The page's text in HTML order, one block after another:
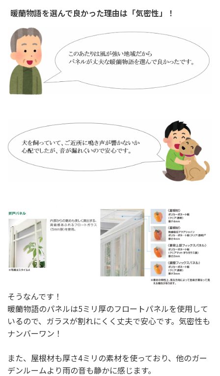
暖蘭物語を選んで良かった理由は「気密性」！
そうなんです！
暖蘭物語のパネルは5ミリ厚のフロートパネルを使用して
いるので、ガラスが割れにくく丈夫で安心です。気密性も
ナンバーワン！
また、屋根材も厚さ4ミリの素材を使っており、他のガー
デンルームより雨の音も静かに感じます。